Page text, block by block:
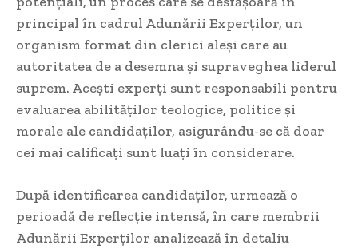
principal în cadrul Adunării Experților, un
organism format din clerici aleși care au
autoritatea de a desemna și supraveghea liderul
suprem. Acești experți sunt responsabili pentru
evaluarea abilităților teologice, politice și
morale ale candidaților, asigurându-se că doar
cei mai calificați sunt luați în considerare.
După identificarea candidaților, urmează o
perioadă de reflecție intensă, în care membrii
Adunării Experților analizează în detaliu